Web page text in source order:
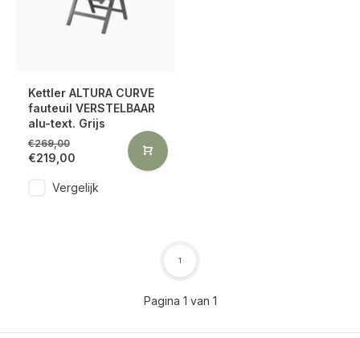
Kettler ALTURA CURVE
fauteuil VERSTELBAAR
alu-text. Grijs
€269,00
€219,00
Vergelijk
Pagina 1 van 1
1